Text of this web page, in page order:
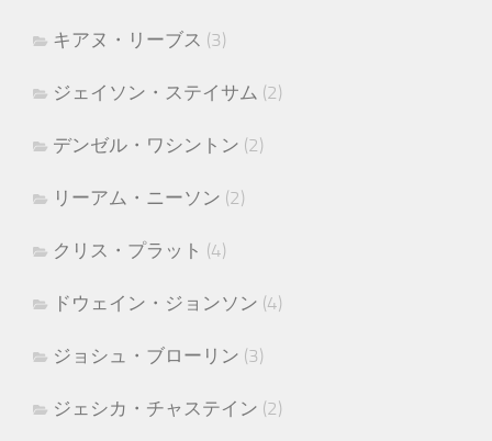
キアヌ・リーブス (3)
ジェイソン・ステイサム (2)
デンゼル・ワシントン (2)
リーアム・ニーソン (2)
クリス・プラット (4)
ドウェイン・ジョンソン (4)
ジョシュ・ブローリン (3)
ジェシカ・チャステイン (2)